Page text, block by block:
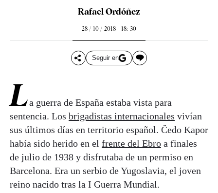
Rafael Ordóñez
28 / 10 / 2018 - 18: 30
Seguir en
La guerra de España estaba vista para
sentencia. Los brigadistas internacionales vivían
sus últimos días en territorio español. Čedo Kapor
había sido herido en el frente del Ebro a finales
de julio de 1938 y disfrutaba de un permiso en
Barcelona. Era un serbio de Yugoslavia, el joven
reino nacido tras la I Guerra Mundial.